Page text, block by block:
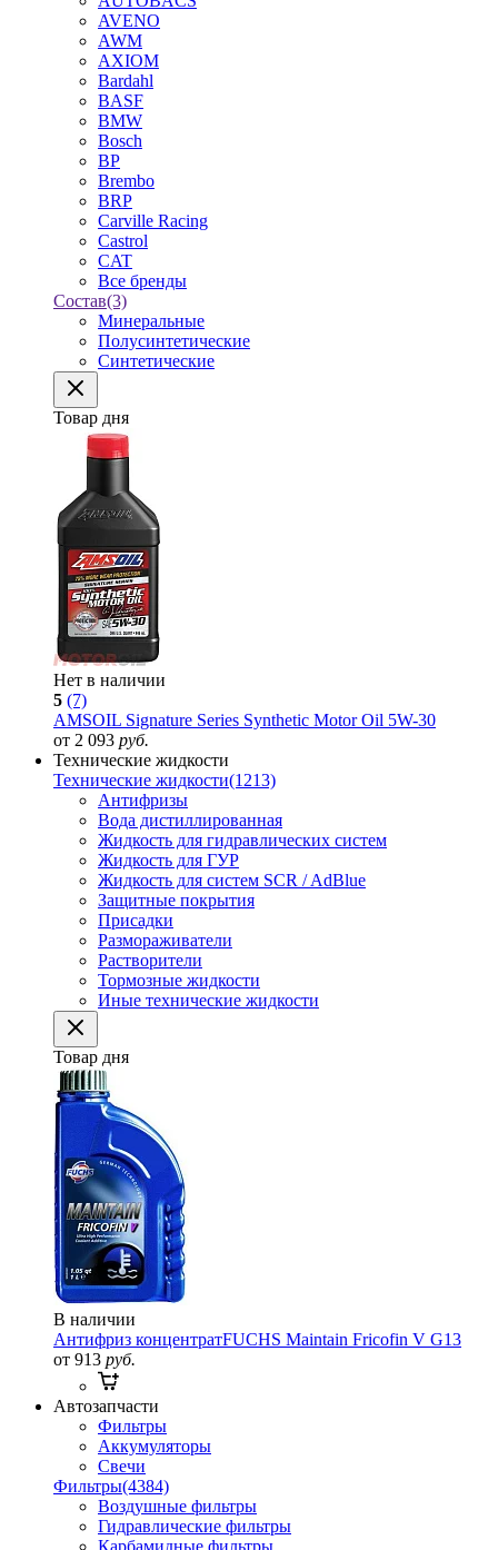
AVENO
AWM
AXIOM
Bardahl
BASF
BMW
Bosch
BP
Brembo
BRP
Carville Racing
Castrol
CAT
Все бренды
Состав(3)
Минеральные
Полусинтетические
Синтетические
Товар дня
Нет в наличии
5 (7)
AMSOIL Signature Series Synthetic Motor Oil 5W-30
от 2 093 руб.
Технические жидкости
Технические жидкости(1213)
Антифризы
Вода дистиллированная
Жидкость для гидравлических систем
Жидкость для ГУР
Жидкость для систем SCR / AdBlue
Защитные покрытия
Присадки
Размораживатели
Растворители
Тормозные жидкости
Иные технические жидкости
Товар дня
В наличии
Антифриз концентратFUCHS Maintain Fricofin V G13
от 913 руб.
Автозапчасти
Фильтры
Аккумуляторы
Свечи
Фильтры(4384)
Воздушные фильтры
Гидравлические фильтры
Карбамидные фильтры